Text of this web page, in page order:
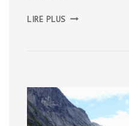
LIRE PLUS SON